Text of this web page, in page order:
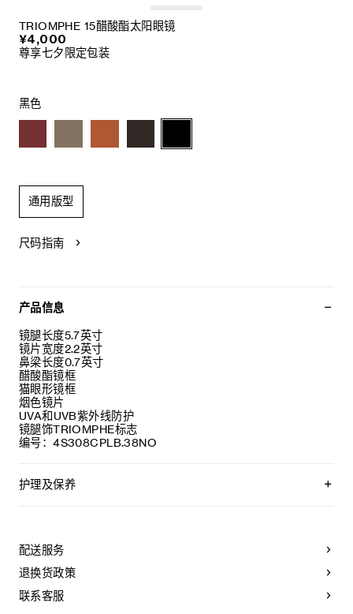
TRIOMPHE 15醋酸酯太阳眼镜
¥4,000
尊享七夕限定包装
黑色
通用版型
尺码指南
产品信息
镜腿长度5.7英寸
镜片宽度2.2英寸
鼻梁长度0.7英寸
醋酸酯镜框
猫眼形镜框
烟色镜片
UVA和UVB紫外线防护
镜腿饰TRIOMPHE标志
编号：4S308CPLB.38NO
护理及保养
- 请用湿布和温和的肥皂清洁您的太阳镜，然后用
干净的软布擦干。
- 请勿使用溶剂（酒精、丙酮等） 或可能改变其特性的
强效清洁剂。
配送服务
退换货政策
联系客服